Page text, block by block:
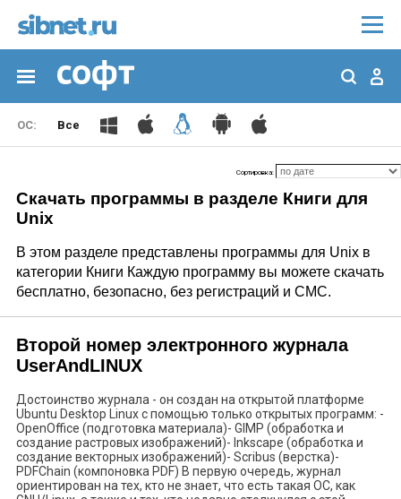
Все
Сортировка:
Скачать программы в разделе Книги для
Unix
В этом разделе представлены программы для Unix в
категории Книги Каждую программу вы можете скачать
бесплатно, безопасно, без регистраций и СМС.
Второй номер электронного журнала
UserAndLINUX
Достоинство журнала - он создан на открытой платформе
Ubuntu Desktop Linux с помощью только открытых программ: -
OpenOffice (подготовка материала)- GIMP (обработка и
создание растровых изображений)- Inkscape (обработка и
создание векторных изображений)- Scribus (верстка)-
PDFChain (компоновка PDF) В первую очередь, журнал
ориентирован на тех, кто не знает, что есть такая ОС, как